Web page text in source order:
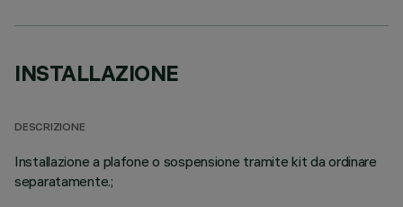
INSTALLAZIONE
DESCRIZIONE
Installazione a plafone o sospensione tramite kit da ordinare
separatamente.;